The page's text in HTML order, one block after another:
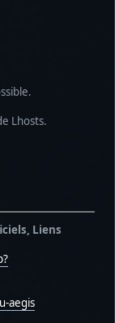
Lhosts.
Liens
aegis